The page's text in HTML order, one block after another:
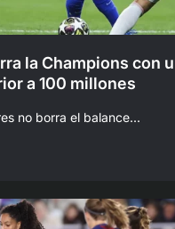
la Champions con
a 100 millones
no borra el balance...